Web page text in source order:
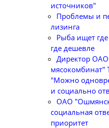
источников"
Проблемы и
лизинга
Рыба ищет
где дешевле
Директор
"Можно
и социально
ОАО
социальная
приоритет